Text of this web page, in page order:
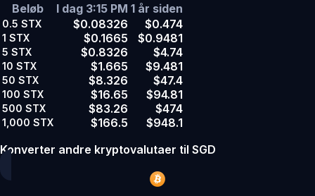
Beløb
I dag 3:15 PM 1 år siden
0.5 STX $0.08326 $0.474
1 STX $0.1665 $0.9481
5 STX $0.8326 $4.74
10 STX $1.665 $9.481
50 STX $8.326 $47.4
100 STX $16.65 $94.81
500 STX $83.26 $474
1,000 STX $166.5
$948.1
Konverter andre kryptovalutaer til SGD